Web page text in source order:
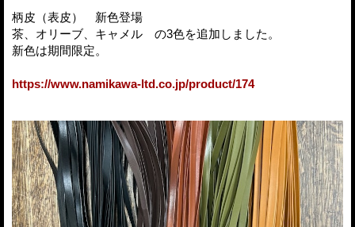
柄皮（表皮） 新色登場
茶、オリーブ、キャメル の3色を追加しました。
新色は期間限定。
https://www.namikawa-ltd.co.jp/product/174